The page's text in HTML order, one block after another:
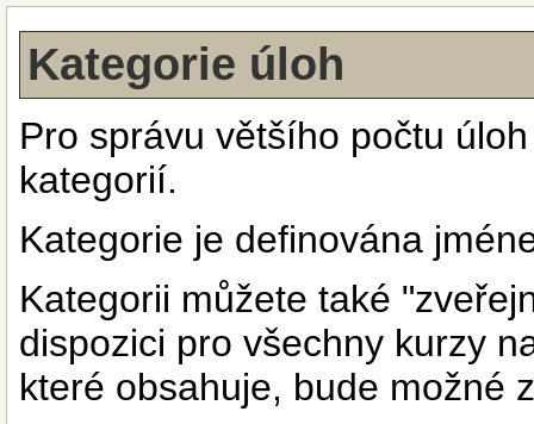
Kategorie úloh
Pro správu většího počtu
kategorií.
Kategorie je definována
Kategorii můžete také
dispozici pro všechny kurzy
které obsahuje, bude možné